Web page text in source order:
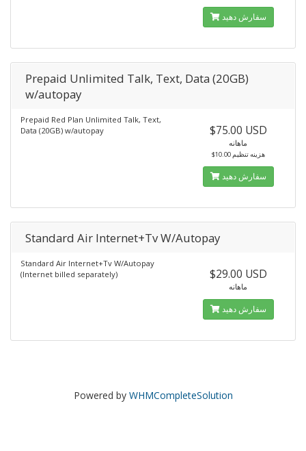
سفارش دهید
Prepaid Unlimited Talk, Text, Data (20GB)
w/autopay
Prepaid Red Plan Unlimited Talk, Text,
Data (20GB) w/autopay
$75.00 USD
ماهانه
$10.00 هزینه تنظیم
سفارش دهید
Standard Air Internet+Tv W/Autopay
Standard Air Internet+Tv W/Autopay
(Internet billed separately)
$29.00 USD
ماهانه
سفارش دهید
Powered by WHMCompleteSolution